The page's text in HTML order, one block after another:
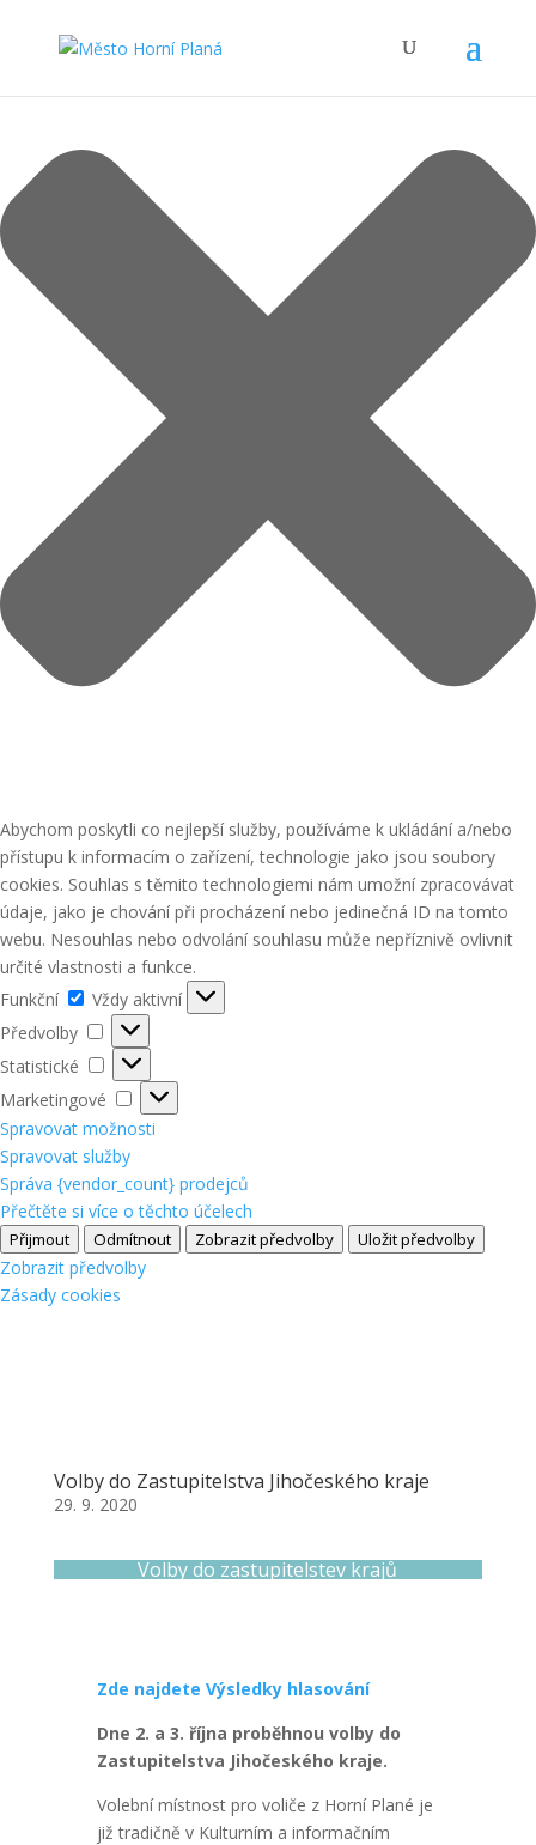
Abychom poskytli co nejlepší služby, používáme k ukládání a/nebo
přístupu k informacím o zařízení, technologie jako jsou soubory
cookies. Souhlas s těmito technologiemi nám umožní zpracovávat
údaje, jako je chování při procházení nebo jedinečná ID na tomto
webu. Nesouhlas nebo odvolání souhlasu může nepříznivě ovlivnit
určité vlastnosti a funkce.
Funkční
Funkční
Vždy aktivní
Předvolby
Předvolby
Statistické
Statistické
Marketingové
Marketingové
Spravovat možnosti
Spravovat služby
Správa {vendor_count} prodejců
Přečtěte si více o těchto účelech
Přijmout Odmítnout Zobrazit předvolby Uložit předvolby
Zobrazit předvolby
Zásady cookies
Volby do Zastupitelstva Jihočeského kraje
29. 9. 2020
Volby do zastupitelstev krajů
Zde najdete Výsledky hlasování
Dne 2. a 3. října proběhnou volby do
Zastupitelstva Jihočeského kraje.
Volební místnost pro voliče z Horní Plané je
již tradičně v Kulturním a informačním